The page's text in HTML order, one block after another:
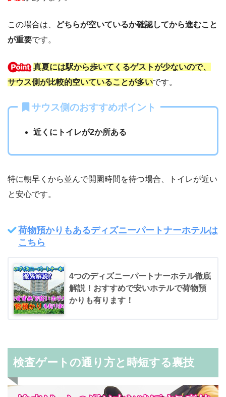
この場合は、
どちらが空いているか確認してから進むこと
が重要です。
真夏には駅から歩いてくるゲストが少ないので、
サウス側が比較的空いていることが多いです。
サウス側のおすすめポイント
近くにトイレが2か所ある
特に朝早くから並んで開園時間を待つ場合、トイレが近い
と安心です。
荷物預かりもあるディズニーパートナーホテルは
こちら
4つのディズニーパートナーホテル徹底
解説！おすすめで安いホテルで荷物預
かりも有ります！
検査ゲートの通り方と時短する裏技